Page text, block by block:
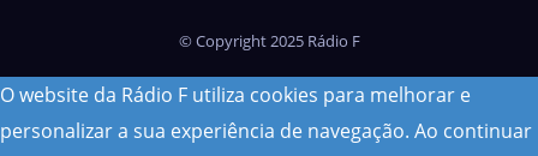
© Copyright 2025 Rádio F
O website da Rádio F utiliza cookies para melhorar e
personalizar a sua experiência de navegação. Ao continuar